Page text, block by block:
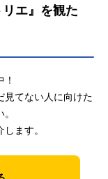
エ』を観た
見てない人に向けた
ます。